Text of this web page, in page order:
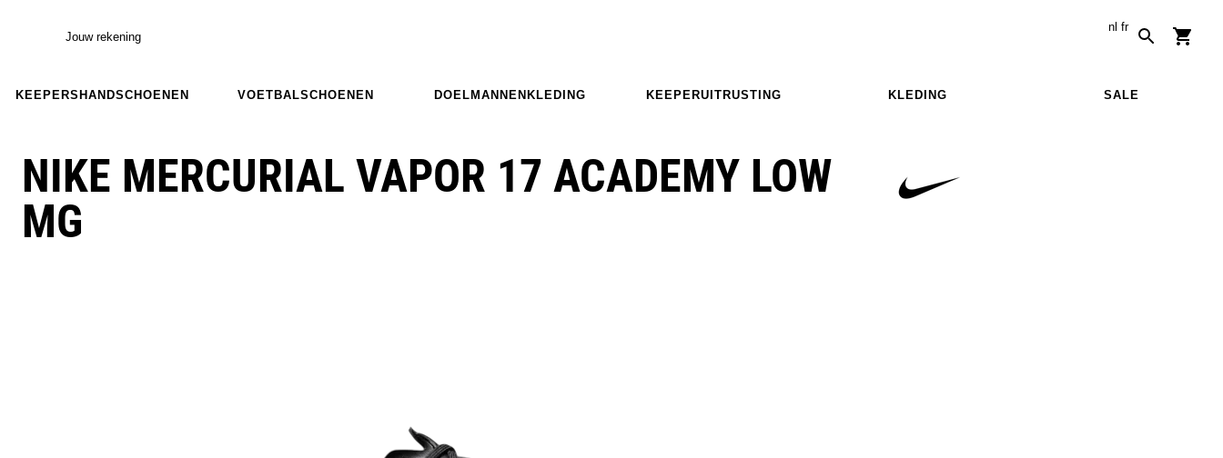
Jouw rekening
nl fr
KEEPERSHANDSCHOENEN VOETBALSCHOENEN DOELMANNENKLEDING KEEPERUITRUSTING KLEDING SALE
NIKE MERCURIAL VAPOR 17 ACADEMY LOW
MG